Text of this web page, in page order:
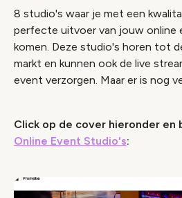
8 studio's waar je met een
perfecte uitvoer van jouw online
komen. Deze studio's horen tot
markt en kunnen ook de live
event verzorgen. Maar er is nog
Click op de cover hieronder en
Online Event Studio's: